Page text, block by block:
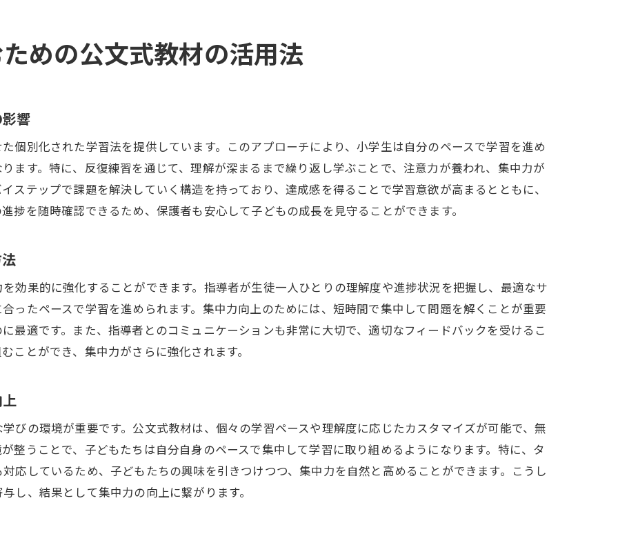
集中力を高めるための具体的な取り組み方
集中力向上に最適な公文式教材を使った学びの環境
小学生の集中力を引き出す環境作り
自主性を育む公文式教材の活用法
集中力を維持するための学習環境の工夫
公文式教材が集中力に与える影響
具体的な学習効果の向上例
集中力を高めるための教材活用法
公文式での継続学習と集中力の関係
小学生の集中力を楽しく引き出す公文式活用法
楽しく学ぶことで集中力を引き出す方法
ゲーム感覚で学べる公文式教材の工夫
興味を引く教材で集中力をアップ
公文式の課題をクリアする楽しさ
めの公文式教材の活用法
響
個別化された学習法を提供しています。このアプローチにより、小学生は自分のペースで学習を進め
ます。特に、反復練習を通じて、理解が深まるまで繰り返し学ぶことで、注意力が養われ、集中力が
ステップで課題を解決していく構造を持っており、達成感を得ることで学習意欲が高まるとともに、
捗を随時確認できるため、保護者も安心して子どもの成長を見守ることができます。
効果的に強化することができます。指導者が生徒一人ひとりの理解度や進捗状況を把握し、最適なサ
ったペースで学習を進められます。集中力向上のためには、短時間で集中して問題を解くことが重要
最適です。また、指導者とのコミュニケーションも非常に大切で、適切なフィードバックを受けるこ
ことができ、集中力がさらに強化されます。
びの環境が重要です。公文式教材は、個々の学習ペースや理解度に応じたカスタマイズが可能で、無
整うことで、子どもたちは自分自身のペースで集中して学習に取り組めるようになります。特に、タ
応しているため、子どもたちの興味を引きつけつつ、集中力を自然と高めることができます。こうし
し、結果として集中力の向上に繋がります。